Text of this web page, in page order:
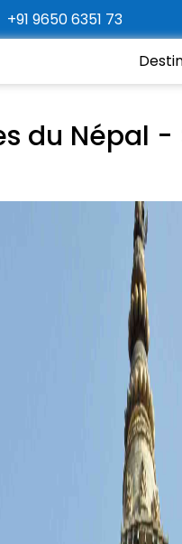
+91 9650 6351 73
du Népal